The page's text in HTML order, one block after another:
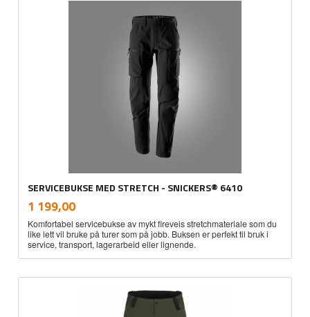
SERVICEBUKSE MED STRETCH - SNICKERS® 6410
Pris
1 199,00mva.
Komfortabel servicebukse av mykt fireveis stretchmateriale som du
like lett vil bruke på turer som på jobb. Buksen er perfekt til bruk i
service, transport, lagerarbeid eller lignende.